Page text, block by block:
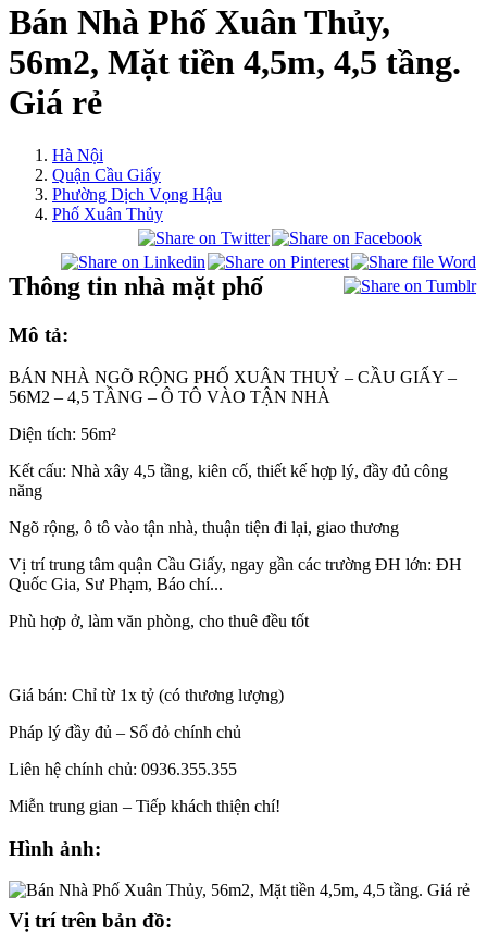
Bán Nhà Phố Xuân Thủy,
56m2, Mặt tiền 4,5m, 4,5 tầng.
Giá rẻ
Hà Nội
Quận Cầu Giấy
Phường Dịch Vọng Hậu
Phố Xuân Thủy
Thông tin nhà mặt phố
Mô tả:
BÁN NHÀ NGÕ RỘNG PHỐ XUÂN THUỶ – CẦU GIẤY –
56M2 – 4,5 TẦNG – Ô TÔ VÀO TẬN NHÀ
Diện tích: 56m²
Kết cấu: Nhà xây 4,5 tầng, kiên cố, thiết kế hợp lý, đầy đủ công
năng
Ngõ rộng, ô tô vào tận nhà, thuận tiện đi lại, giao thương
Vị trí trung tâm quận Cầu Giấy, ngay gần các trường ĐH lớn: ĐH
Quốc Gia, Sư Phạm, Báo chí...
Phù hợp ở, làm văn phòng, cho thuê đều tốt
Giá bán: Chỉ từ 1x tỷ (có thương lượng)
Pháp lý đầy đủ – Sổ đỏ chính chủ
Liên hệ chính chủ: 0936.355.355
Miễn trung gian – Tiếp khách thiện chí!
Hình ảnh:
Vị trí trên bản đồ: